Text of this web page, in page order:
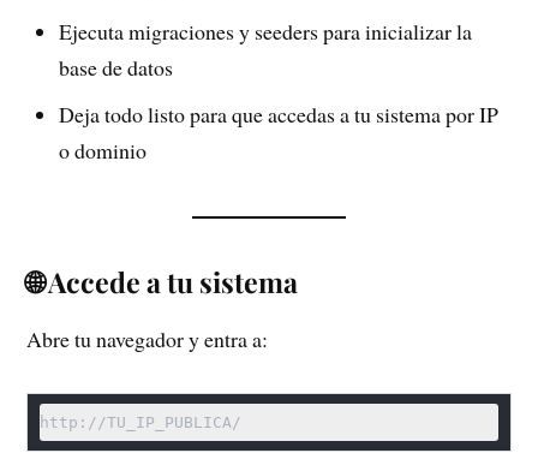
Ejecuta migraciones y seeders para inicializar la
base de datos
Deja todo listo para que accedas a tu sistema por IP
o dominio
🌐 Accede a tu sistema
Abre tu navegador y entra a:
http://TU_IP_PUBLICA/